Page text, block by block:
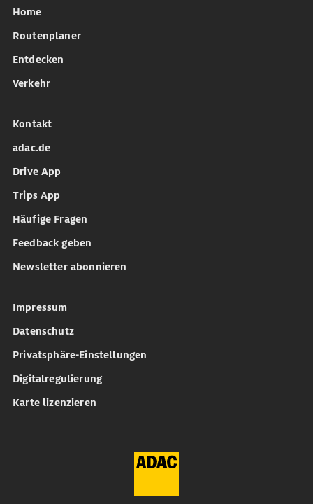
Home
Routenplaner
Entdecken
Verkehr
Kontakt
adac.de
Drive App
Trips App
Häufige Fragen
Feedback geben
Newsletter abonnieren
Impressum
Datenschutz
Privatsphäre-Einstellungen
Digitalregulierung
Karte lizenzieren